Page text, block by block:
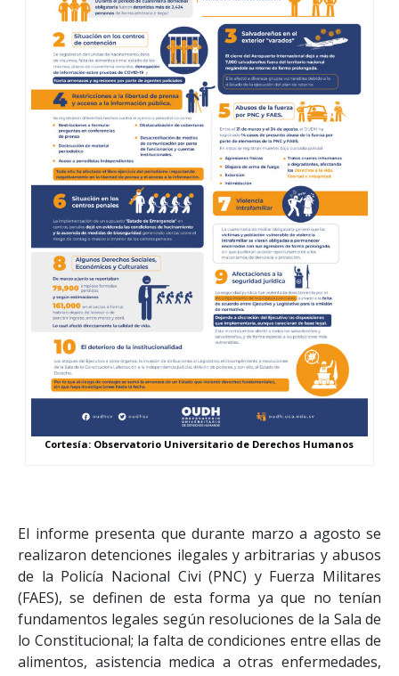
Cortesía: Observatorio Universitario de Derechos Humanos
El informe presenta que durante marzo a agosto se
realizaron detenciones ilegales y arbitrarias y abusos
de la Policía Nacional Civi (PNC) y Fuerza Militares
(FAES), se definen de esta forma ya que no tenían
fundamentos legales según resoluciones de la Sala de
lo Constitucional; la falta de condiciones entre ellas de
alimentos, asistencia medica a otras enfermedades,